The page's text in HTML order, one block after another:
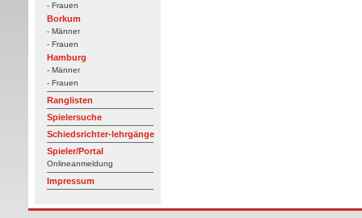
- Frauen
Borkum
- Männer
- Frauen
Hamburg
- Männer
- Frauen
Ranglisten
Spielersuche
Schiedsrichter-lehrgänge
Spieler/Portal
Onlineanmeldung
Impressum